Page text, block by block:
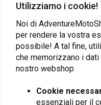
Partite
viaggio!
La nostra missione è quella di
all'avventura con le migliori
prodotti! Che siate in viaggio
Shop ha qualcosa per tutti.
bagagli
attrezzatura da
un'avventura folle. C'è sempre
Utilizziamo i cookie!
Noi di
per rendere la vostra
possibile! A tal fine,
che memorizzano i
nostro webshop
Cookie
essenziali per il